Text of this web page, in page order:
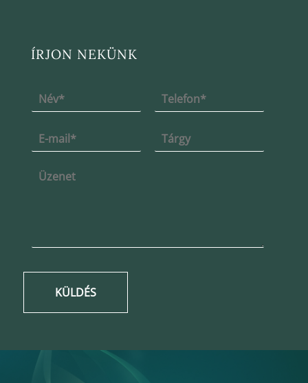
ÍRJON NEKÜNK
KÜLDÉS